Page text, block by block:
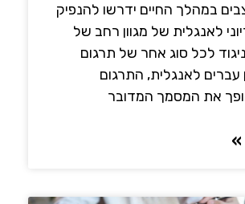
במהלך החיים ידרשו להנפיק
לאנגלית של מגוון רחב של
לכל סוג אחר של תרגום
עברים לאנגלית, התרגום
הופך את המסמך המדובר
»